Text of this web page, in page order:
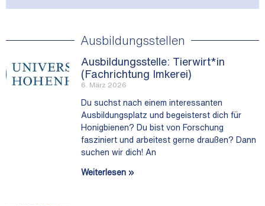
Ausbildungsstellen
Ausbildungsstelle: Tierwirt*in
(Fachrichtung Imkerei)
6. März 2026
Du suchst nach einem interessanten
Ausbildungsplatz und begeisterst dich für
Honigbienen? Du bist von Forschung
fasziniert und arbeitest gerne draußen? Dann
suchen wir dich! An
Weiterlesen »